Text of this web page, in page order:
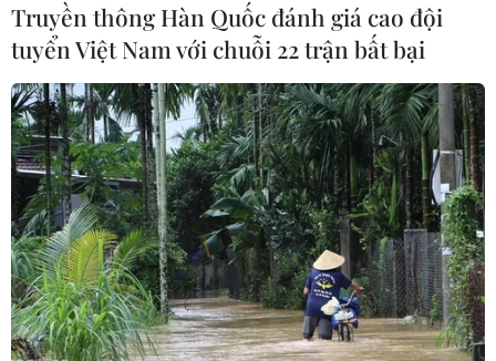
Agribank giảm lãi suất cho vay hỗ trợ
khách hàng ngay từ đầu năm 2024
Truyền thông Hàn Quốc đánh giá cao đội
tuyển Việt Nam với chuỗi 22 trận bất bại